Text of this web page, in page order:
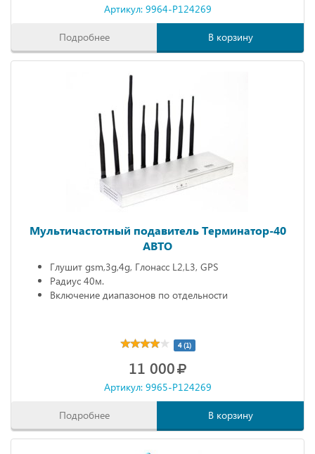
Артикул: 9964-P124269
Подробнее В корзину
Мультичастотный подавитель Терминатор-40
АВТО
Глушит gsm,3g,4g, Глонасс L2,L3, GPS
Радиус 40м.
Включение диапазонов по отдельности
4 (1)
11 000
Артикул: 9965-P124269
Подробнее В корзину